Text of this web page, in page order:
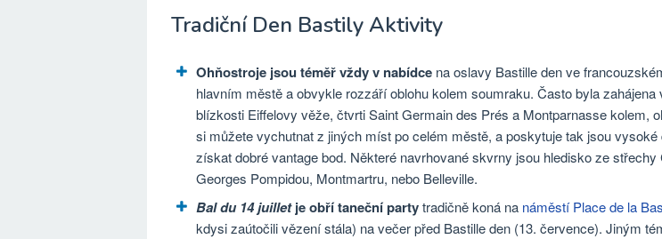
Tradiční Den Bastily Aktivity
Ohňostroje jsou téměř vždy v nabídce na oslavy Bastille den ve
hlavním městě a obvykle rozzáří oblohu kolem soumraku. Často byla zahájena
blízkosti Eiffelovy věže, čtvrti Saint Germain des Prés a Montparnasse kolem,
si můžete vychutnat z jiných míst po celém městě, a poskytuje tak jsou vysoké
získat dobré vantage bod. Některé navrhované skvrny jsou hledisko ze střechy
Georges Pompidou, Montmartru, nebo Belleville.
Bal du 14 juilletje obří taneční partytradičně koná na náměstí Place de la
kdysi zaútočili vězení stála) na večer před Bastille den (13. července). Jiným